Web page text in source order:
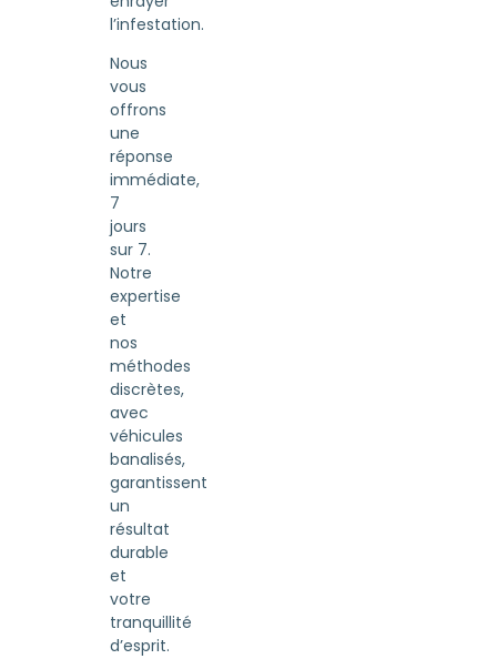
l’infestation.
Nous
vous
offrons
une
réponse
immédiate,
7
jours
sur 7.
Notre
expertise
et
nos
méthodes
discrètes,
avec
véhicules
banalisés,
garantissent
un
résultat
durable
et
votre
tranquillité
d’esprit.